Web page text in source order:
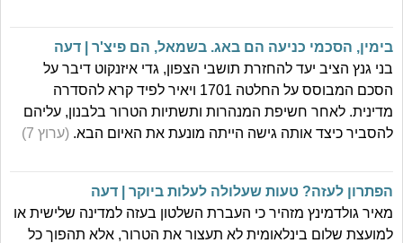
בימין, הסכמי כניעה הם באג. בשמאל, הם פיצ'ר | דעה
בני גנץ הציב יעד להחזרת תושבי הצפון, גדי איזנקוט דיבר על
הסכם המבוסס על החלטה 1701 ויאיר לפיד קרא להסדרה
מדינית. לאחר חשיפת המנהרות ותשתיות הטרור בלבנון, עליהם
להסביר כיצד אותה גישה הייתה מונעת את האיום הבא. (ערוץ 7)
הפתרון לעזה? טעות שעלולה לעלות ביוקר | דעה
מאיר גולדמינץ מזהיר כי העברת השלטון בעזה למדינה שלישית או
למועצת שלום בינלאומית לא תעצור את הטרור, אלא תהפוך כל